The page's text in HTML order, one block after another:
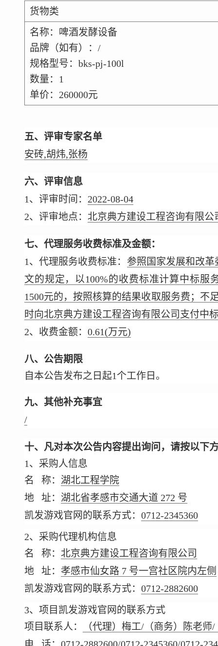
货物类
名称：啤酒发酵设备
品牌（如有）：/
规格型号：bks-pj-100l
数量：1
单价：260000元
五、评审专家名单
安砖,胡炜,张杨
六、评审信息
1、评审时间： 2022-08-04
2、评审地点： 北京典方建设工程咨询有限
七、代理服务收费标准及金额：
1、代理服务收费标准： 参照国家发展和改革
文的规定，以100%的收费标准计算中标服
1500元的，按照核算的结果收取服务费；不
时向北京典方建设工程咨询有限公司支付中
2、收费金额： 0.61(万元)
八、公告期限
自本公告发布之日起1个工作日。
九、其他补充事宜
/
十、凡对本次公告内容提出询问，请按以下
1、采购人信息
名 称： 湖北工程学院
地 址： 湖北省孝感市交通大道 272 号
凯发游戏官网的联系方式： 0712-2345360
2、采购代理机构信息
名 称： 北京典方建设工程咨询有限公司
地 址： 孝感市仙女路 7 号一宫社区院内左侧
凯发游戏官网的联系方式： 0712-2882600
3、项目凯发游戏官网的联系方式
项目联系人：
（代理）梅工/（商务）陈老师